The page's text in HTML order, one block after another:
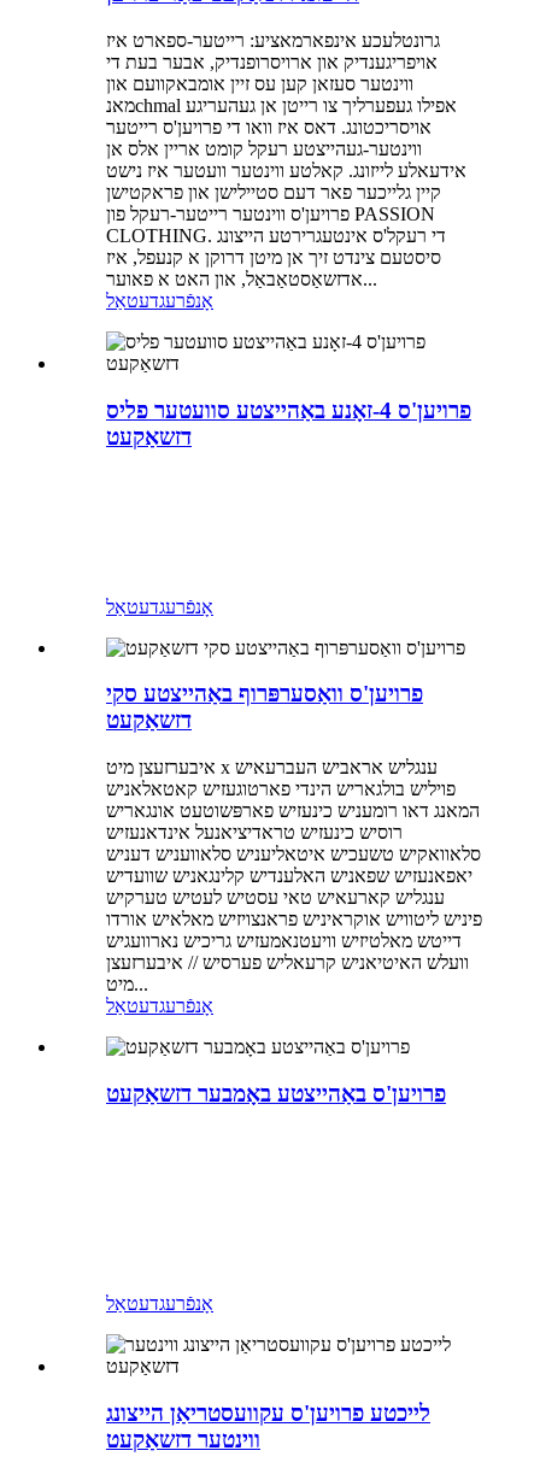
גרונטלעכע אינפארמאציע: רייטער-ספארט איז
אויפריגענדיק און ארויסרופנדיק, אבער בעת די
ווינטער סעזאן קען עס זיין אומבאקוועם און
מאנchmal אפילו געפערליך צו רייטן אן געהעריגע
אויסריכטונג. דאס איז וואו די פרויען'ס רייטער
ווינטער-געהייצטע רעקל קומט אריין אלס אן
אידעאלע לייזונג. קאלטע ווינטער וועטער איז נישט
קיין גלייכער פאר דעם סטיילישן און פראקטישן
פרויען'ס ווינטער רייטער-רעקל פון PASSION
CLOTHING. די רעקל'ס אינטעגרירטע הייצונג
סיסטעם צינדט זיך אן מיטן דרוקן א קנעפל, איז
אדזשאַסטאַבאַל, און האט א פאוער...
אָנפֿרעגדעטאַל
פרויען'ס 4-זאָנע באַהייצטע סוועטער פליס
דזשאַקעט
אָנפֿרעגדעטאַל
פרויען'ס וואַסערפּרוף באַהייצטע סקי
דזשאַקעט
איבערזעצן מיט x ענגליש אראביש העברעאיש
פויליש בולגאריש הינדי פארטוגעזיש קאטאלאניש
המאנג דאו רומעניש כינעזיש פארפּשוטעט אונגאריש
רוסיש כינעזיש טראדיציאנעל אינדאנעזיש
סלאוואקיש טשעכיש איטאליעניש סלאוועניש דעניש
יאפאנעזיש שפאניש האלענדיש קלינגאניש שוועדיש
ענגליש קארעאיש טאי עסטיש לעטיש טערקיש
פיניש ליטוויש אוקראיניש פראנצויזיש מאלאיש אורדו
דייטש מאלטיזיש וויעטנאמעזיש גריכיש נארוועגיש
וועלש האיטיאניש קרעאליש פערסיש // איבערזעצן
מיט...
אָנפֿרעגדעטאַל
פרויען'ס באַהייצטע באָמבער דזשאַקעט
אָנפֿרעגדעטאַל
לייכטע פרויען'ס עקוועסטריאַן הייצונג
ווינטער דזשאַקעט